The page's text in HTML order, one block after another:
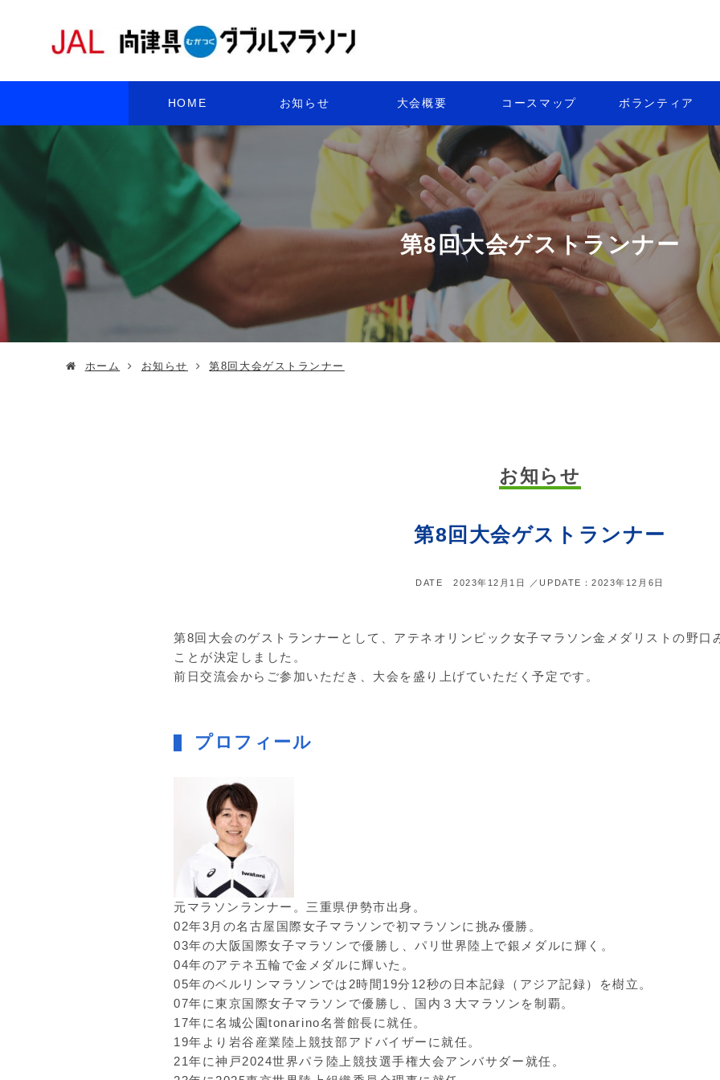
HOME お知らせ 大会概要 コースマップ ボランティア
第8回大会ゲストランナー
ホーム お知らせ 第8回大会ゲストランナー
お知らせ
第8回大会ゲストランナー
DATE 2023年12月1日 ／UPDATE：2023年12月6日
第8回大会のゲストランナーとして、アテネオリンピック女子マラソン金メダリストの野口
ことが決定しました。
前日交流会からご参加いただき、大会を盛り上げていただく予定です。
プロフィール
元マラソンランナー。三重県伊勢市出身。
02年3月の名古屋国際女子マラソンで初マラソンに挑み優勝。
03年の大阪国際女子マラソンで優勝し、パリ世界陸上で銀メダルに輝く。
04年のアテネ五輪で金メダルに輝いた。
05年のベルリンマラソンでは2時間19分12秒の日本記録（アジア記録）を樹立。
07年に東京国際女子マラソンで優勝し、国内３大マラソンを制覇。
17年に名城公園tonarino名誉館長に就任。
19年より岩谷産業陸上競技部アドバイザーに就任。
21年に神戸2024世界パラ陸上競技選手権大会アンバサダー就任。